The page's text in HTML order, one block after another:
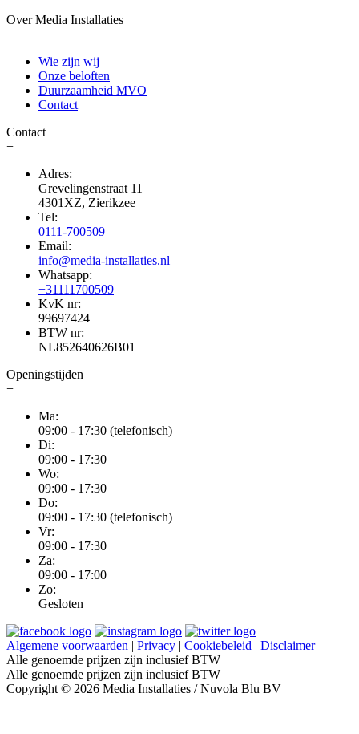
Over Media Installaties
+
Wie zijn wij
Onze beloften
Duurzaamheid MVO
Contact
Contact
+
Adres:
Grevelingenstraat 11
4301XZ, Zierikzee
Tel:
0111-700509
Email:
info@media-installaties.nl
Whatsapp:
+31111700509
KvK nr:
99697424
BTW nr:
NL852640626B01
Openingstijden
+
Ma:
09:00 - 17:30 (telefonisch)
Di:
09:00 - 17:30
Wo:
09:00 - 17:30
Do:
09:00 - 17:30 (telefonisch)
Vr:
09:00 - 17:30
Za:
09:00 - 17:00
Zo:
Gesloten
Algemene voorwaarden | Privacy | Cookiebeleid | Disclaimer
Alle genoemde prijzen zijn inclusief BTW
Alle genoemde prijzen zijn inclusief BTW
Copyright © 2026 Media Installaties / Nuvola Blu BV